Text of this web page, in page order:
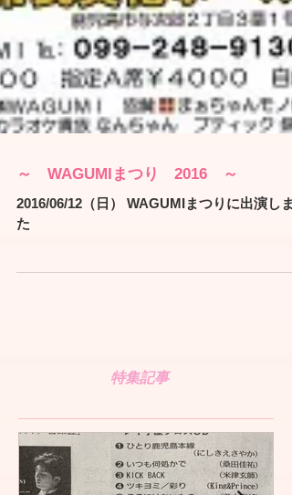
～ WAGUMIまつり 2016 ～
2016/06/12（日） WAGUMIまつりに出演しま